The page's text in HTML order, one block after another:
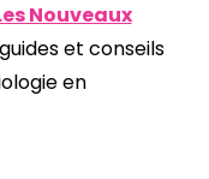
Nouveaux
et conseils
en